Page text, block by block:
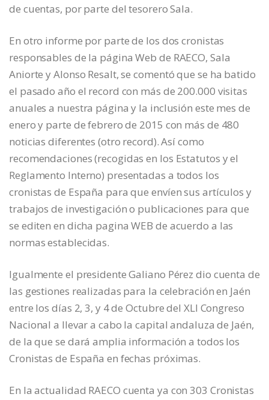
de cuentas, por parte del tesorero Sala.
En otro informe por parte de los dos cronistas
responsables de la página Web de RAECO, Sala
Aniorte y Alonso Resalt, se comentó que se ha batido
el pasado año el record con más de 200.000 visitas
anuales a nuestra página y la inclusión este mes de
enero y parte de febrero de 2015 con más de 480
noticias diferentes (otro record). Así como
recomendaciones (recogidas en los Estatutos y el
Reglamento Interno) presentadas a todos los
cronistas de España para que envíen sus artículos y
trabajos de investigación o publicaciones para que
se editen en dicha pagina WEB de acuerdo a las
normas establecidas.
Igualmente el presidente Galiano Pérez dio cuenta de
las gestiones realizadas para la celebración en Jaén
entre los días 2, 3, y 4 de Octubre del XLI Congreso
Nacional a llevar a cabo la capital andaluza de Jaén,
de la que se dará amplia información a todos los
Cronistas de España en fechas próximas.
En la actualidad RAECO cuenta ya con 303 Cronistas